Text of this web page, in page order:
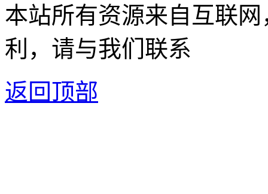
本站所有资源来自互联
利，请与我们联系
返回顶部